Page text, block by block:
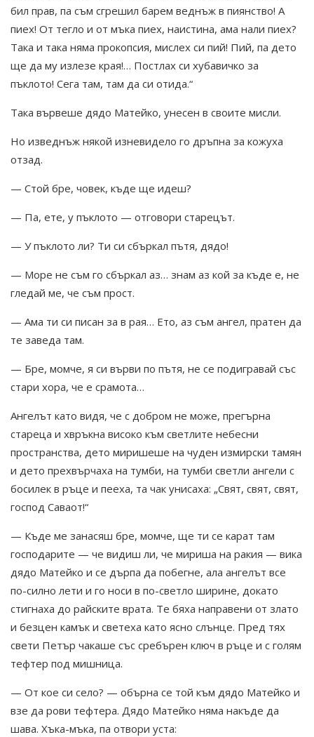
бил прав, па съм сгрешил барем веднъж в пиянство! А
пиех! От тегло и от мъка пиех, наистина, ама нали пиех?
Така и така няма прокопсия, мислех си пий! Пий, па дето
ще да му излезе края!… Постлах си хубавичко за
пъклото! Сега там, там да си отида.“
Така вървеше дядо Матейко, унесен в своите мисли.
Но изведнъж някой изневидело го дръпна за кожуха
отзад.
— Стой бре, човек, къде ще идеш?
— Па, ете, у пъклото — отговори старецът.
— У пъклото ли? Ти си сбъркал пътя, дядо!
— Море не съм го сбъркал аз… знам аз кой за къде е, не
гледай ме, че съм прост.
— Ама ти си писан за в рая… Ето, аз съм ангел, пратен да
те заведа там.
— Бре, момче, я си върви по пътя, не се подигравай със
стари хора, че е срамота…
Ангелът като видя, че с добром не може, прегърна
стареца и хвръкна високо към светлите небесни
пространства, дето миришеше на чуден измирски тамян
и дето прехвърчаха на тумби, на тумби светли ангели с
босилек в ръце и пееха, та чак унисаха: „Свят, свят, свят,
господ Саваот!“
— Къде ме занасяш бре, момче, ще ти се карат там
господарите — че видиш ли, че мириша на ракия — вика
дядо Матейко и се дърпа да побегне, ала ангелът все
по-силно лети и го носи в по-светло ширине, докато
стигнаха до райските врата. Те бяха направени от злато
и безцен камък и светеха като ясно слънце. Пред тях
свети Петър чакаше със сребърен ключ в ръце и с голям
тефтер под мишница.
— От кое си село? — обърна се той към дядо Матейко и
взе да рови тефтера. Дядо Матейко няма накъде да
шава. Хъка-мъка, па отвори уста: